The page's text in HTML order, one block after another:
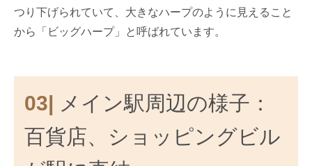
つり下げられていて、大きなハープのように見えること
から「ビッグハープ」と呼ばれています。
03| メイン駅周辺の様子：
百貨店、ショッピングビル